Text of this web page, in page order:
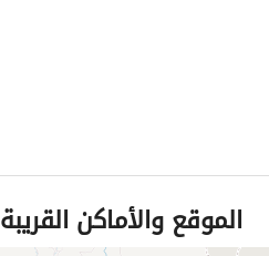
الموقع والأماكن القريبة